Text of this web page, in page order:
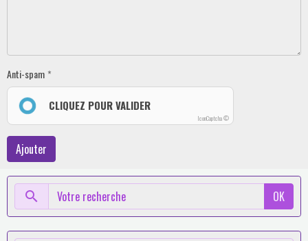
Anti-spam
CLIQUEZ POUR VALIDER
IconCaptcha ©
Ajouter
OK